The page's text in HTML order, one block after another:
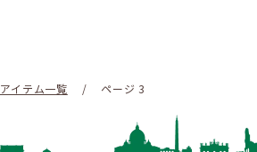
イテム一覧 / ページ 3